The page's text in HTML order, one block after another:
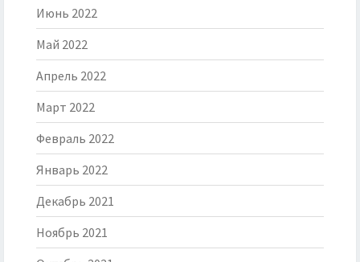
Июнь 2022
Май 2022
Апрель 2022
Март 2022
Февраль 2022
Январь 2022
Декабрь 2021
Ноябрь 2021